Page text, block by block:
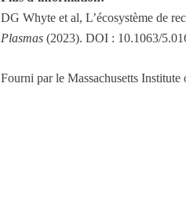
DG Whyte et al, L’écosystème de
Plasmas (2023). DOI : 10.1063/
Fourni par le Massachusetts